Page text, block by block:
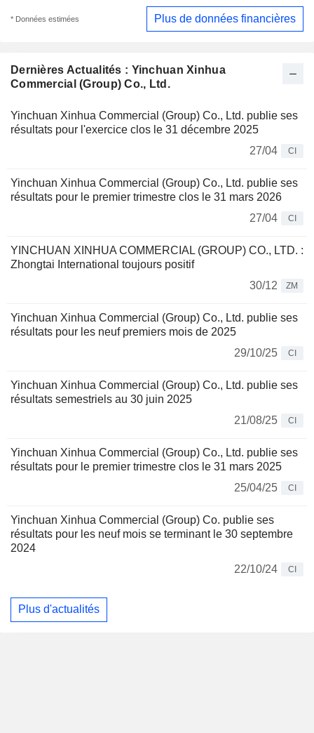
Dernières Actualités : Yinchuan Xinhua
Commercial (Group) Co., Ltd.
Yinchuan Xinhua Commercial (Group) Co., Ltd. publie ses
résultats pour l'exercice clos le 31 décembre 2025
27/04
CI
Yinchuan Xinhua Commercial (Group) Co., Ltd. publie ses
résultats pour le premier trimestre clos le 31 mars 2026
27/04
CI
YINCHUAN XINHUA COMMERCIAL (GROUP) CO., LTD. :
Zhongtai International toujours positif
30/12
ZM
Yinchuan Xinhua Commercial (Group) Co., Ltd. publie ses
résultats pour les neuf premiers mois de 2025
29/10/25
CI
Yinchuan Xinhua Commercial (Group) Co., Ltd. publie ses
résultats semestriels au 30 juin 2025
21/08/25
CI
Yinchuan Xinhua Commercial (Group) Co., Ltd. publie ses
résultats pour le premier trimestre clos le 31 mars 2025
25/04/25
CI
Yinchuan Xinhua Commercial (Group) Co. publie ses
résultats pour les neuf mois se terminant le 30 septembre
2024
22/10/24
CI
Plus d'actualités
* Données estimées Plus de données financières